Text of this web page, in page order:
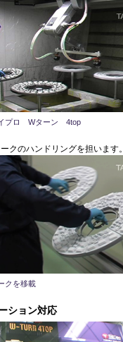
プロ Wターン 4top
クのハンドリングを担います。
クを移載
ション対応